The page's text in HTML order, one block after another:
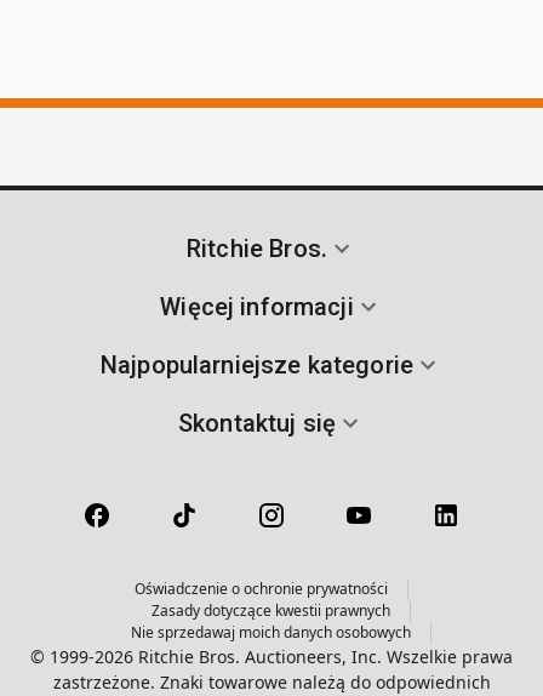
Ritchie Bros.
Więcej informacji
Najpopularniejsze kategorie
Skontaktuj się
Oświadczenie o ochronie prywatności
Zasady dotyczące kwestii prawnych
Nie sprzedawaj moich danych osobowych
© 1999-2026 Ritchie Bros. Auctioneers, Inc. Wszelkie prawa
zastrzeżone. Znaki towarowe należą do odpowiednich